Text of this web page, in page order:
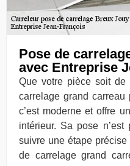
Pose de
avec Entreprise
Que votre pièce soit de
carrelage grand carreau
c’est moderne et offre
intérieur. Sa pose
suivre une étape
de carrelage grand